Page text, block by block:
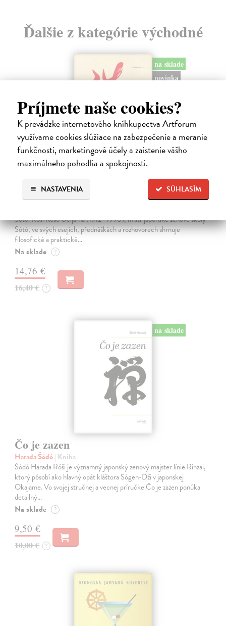
Príjmete naše cookies?
K prevádzke internetového kníhkupectva Artforum
využívame cookies slúžiace na zabezpečenie a meranie
funkčnosti, marketingové účely a zaistenie vášho
maximálneho pohodlia a spokojnosti.
SÚHLASÍM
NASTAVENIA
Ďalšie z kategórie východné
na sklade
novinka
Uvolnit sevření mysli
Učijama Róši Kóšó| Kniha
Sótó. Róši Kóšó Učijama (1912–1998), mistr japonské zenové školy
Sótó, ve svých esejích, přednáškách a rozhovorech shrnuje
filosofické a praktické…
Na sklade ?
14,76 €
16,40 € ?
na sklade
Čo je zazen
Harada Šódó| Kniha
Šódó Harada Róši je významný japonský zenový majster línie Rinzai,
ktorý pôsobí ako hlavný opát kláštora Sógen-Dži v japonskej
Okajame. Vo svojej stručnej a vecnej príručke Čo je zazen ponúka
detailný…
Na sklade ?
9,50 €
10,00 € ?